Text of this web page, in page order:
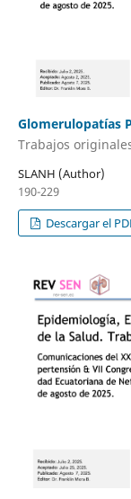
Glomerulopatías
Trabajos
SLANH (Author)
190-229
Descargar el